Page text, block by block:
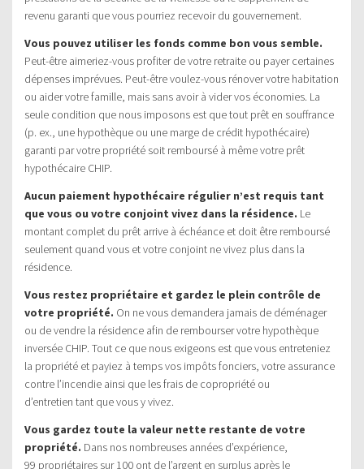
revenu garanti que vous pourriez recevoir du gouvernement.
Vous pouvez utiliser les fonds comme bon vous semble.
Peut-être aimeriez-vous profiter de votre retraite ou payer certaines
dépenses imprévues. Peut-être voulez-vous rénover votre habitation
ou aider votre famille, mais sans avoir à vider vos économies. La
seule condition que nous imposons est que tout prêt en souffrance
(p. ex., une hypothèque ou une marge de crédit hypothécaire)
garanti par votre propriété soit remboursé à même votre prêt
hypothécaire CHIP.
Aucun paiement hypothécaire régulier n’est requis tant
que vous ou votre conjoint vivez dans la résidence. Le
montant complet du prêt arrive à échéance et doit être remboursé
seulement quand vous et votre conjoint ne vivez plus dans la
résidence.
Vous restez propriétaire et gardez le plein contrôle de
votre propriété. On ne vous demandera jamais de déménager
ou de vendre la résidence afin de rembourser votre hypothèque
inversée CHIP. Tout ce que nous exigeons est que vous entreteniez
la propriété et payiez à temps vos impôts fonciers, votre assurance
contre l’incendie ainsi que les frais de copropriété ou
d’entretien tant que vous y vivez.
Vous gardez toute la valeur nette restante de votre
propriété. Dans nos nombreuses années d’expérience,
99 propriétaires sur 100 ont de l’argent en surplus après le